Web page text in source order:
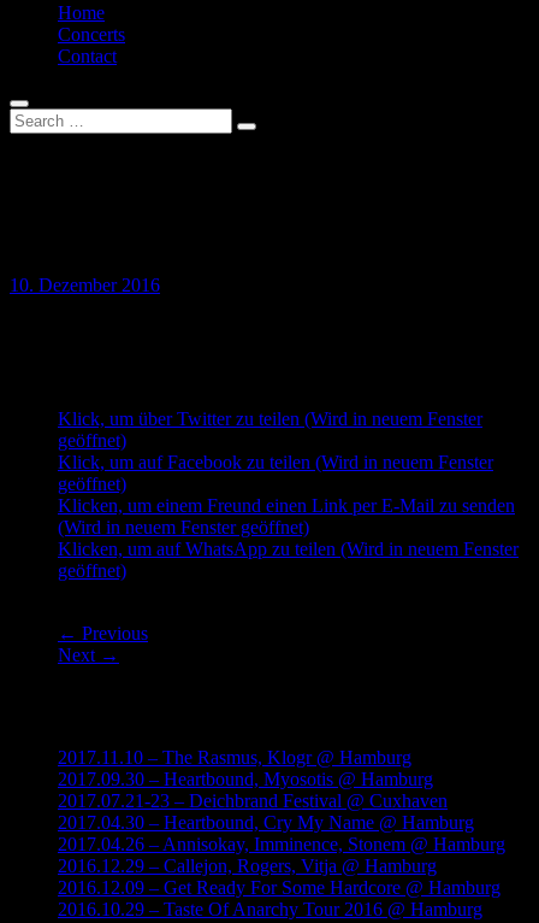
Home
Concerts
Contact
10. Dezember 2016
Klick, um über Twitter zu teilen (Wird in neuem Fenster
geöffnet)
Klick, um auf Facebook zu teilen (Wird in neuem Fenster
geöffnet)
Klicken, um einem Freund einen Link per E-Mail zu senden
(Wird in neuem Fenster geöffnet)
Klicken, um auf WhatsApp zu teilen (Wird in neuem Fenster
geöffnet)
← Previous
Next →
2017.11.10 – The Rasmus, Klogr @ Hamburg
2017.09.30 – Heartbound, Myosotis @ Hamburg
2017.07.21-23 – Deichbrand Festival @ Cuxhaven
2017.04.30 – Heartbound, Cry My Name @ Hamburg
2017.04.26 – Annisokay, Imminence, Stonem @ Hamburg
2016.12.29 – Callejon, Rogers, Vitja @ Hamburg
2016.12.09 – Get Ready For Some Hardcore @ Hamburg
2016.10.29 – Taste Of Anarchy Tour 2016 @ Hamburg